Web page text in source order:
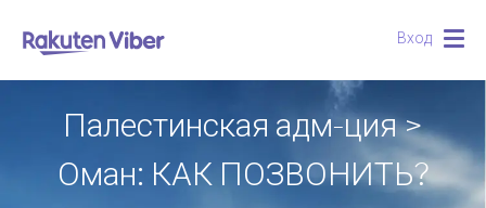
Вход
Палестинская адм-ция >
Оман: КАК ПОЗВОНИТЬ?